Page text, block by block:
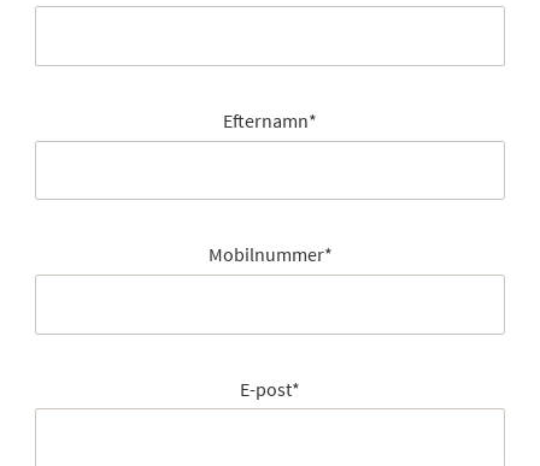
Efternamn*
Mobilnummer*
E-post*